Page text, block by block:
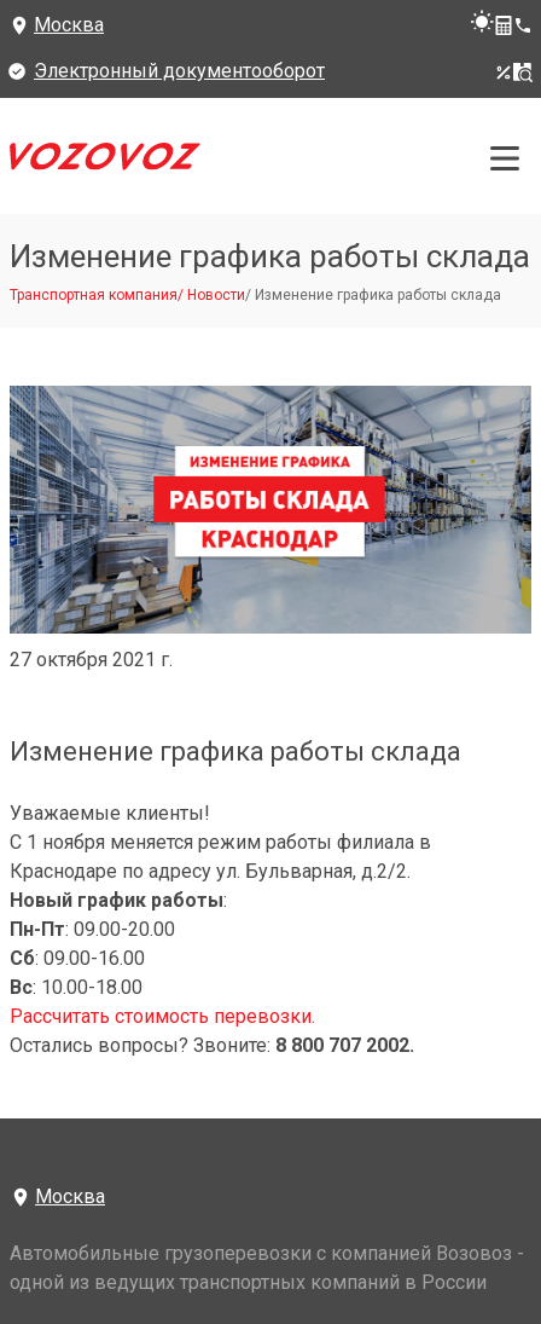
Москва
Электронный документооборот
Изменение графика работы склада
Транспортная компания/ Новости/ Изменение графика работы склада
27 октября 2021 г.
Изменение графика работы склада
Уважаемые клиенты!
С 1 ноября меняется режим работы филиала в
Краснодаре по адресу ул. Бульварная, д.2/2.
Новый график работы:
Пн-Пт: 09.00-20.00
Сб: 09.00-16.00
Вс: 10.00-18.00
Рассчитать стоимость перевозки.
Остались вопросы? Звоните: 8 800 707 2002.
Москва
Автомобильные грузоперевозки с компанией Возовоз -
одной из ведущих транспортных компаний в России